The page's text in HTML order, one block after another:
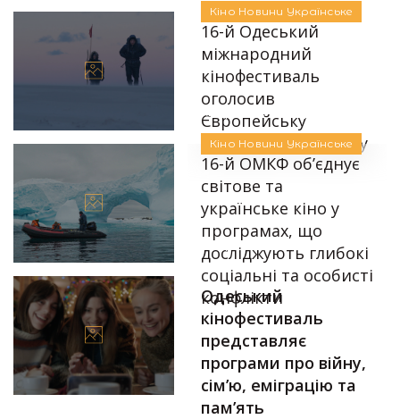
24.09.2025
Кіно Новини Українське
16-й Одеський
міжнародний
кінофестиваль
оголосив
Європейську
конкурсну програму
09.09.2025
Автор: Аліна Бондарєва
Кіно Новини Українське
16-й ОМКФ об’єднує
світове та
українське кіно у
програмах, що
досліджують глибокі
соціальні та особисті
конфлікти
04.09.2025
Автор: Аліна Бондарєва
Одеський
кінофестиваль
представляє
програми про війну,
сім’ю, еміграцію та
пам’ять